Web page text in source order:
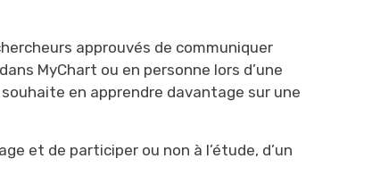
approuvés de communiquer
MyChart ou en personne lors d’une
en apprendre davantage sur une
et de participer ou non à l’étude, d’un